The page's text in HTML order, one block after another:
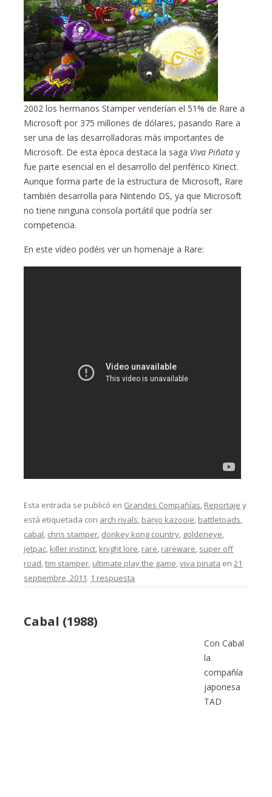
2002 los hermanos Stamper venderían el 51% de Rare a
Microsoft por 375 millones de dólares, pasando Rare a
ser una de las desarrolladoras más importantes de
Microsoft. De esta época destaca la saga Viva Piñata y
fue parte esencial en el desarrollo del periférico Kinect.
Aunque forma parte de la estructura de Microsoft, Rare
también desarrolla para Nintendo DS, ya que Microsoft
no tiene ninguna consola portátil que podría ser
competencia.
En este vídeo podéis ver un homenaje a Rare:
Esta entrada se publicó en Grandes Compañías Reportaje y
está etiquetada con arch rivals banjo kazooie battletoads
cabal chris stamper donkey kong country goldeneye
jetpac killer instinct knight lore rare rareware super off
road ,tim stamper ultimate play the game ,viva pinata en21
septiembre, 2011. 1 respuesta
Cabal (1988)
Con Cabal
la
compañía
japonesa
TAD